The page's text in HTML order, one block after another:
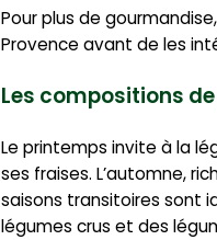
Pour plus de
Provence avant de les
Les compositions
Le printemps invite à la
ses fraises. L’automne,
saisons transitoires sont
légumes crus et des